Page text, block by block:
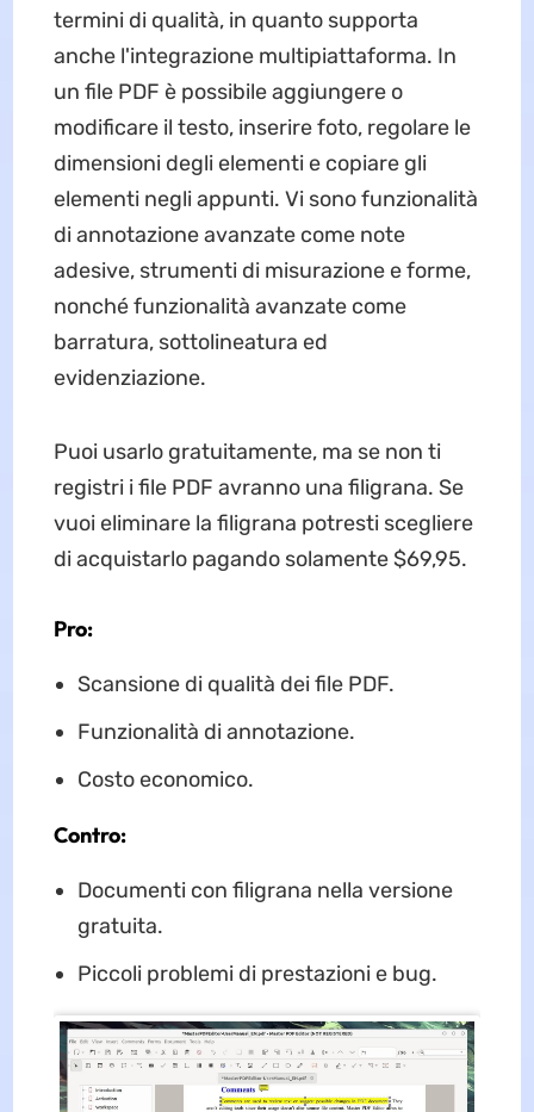
termini di qualità, in quanto supporta
anche l'integrazione multipiattaforma. In
un file PDF è possibile aggiungere o
modificare il testo, inserire foto, regolare le
dimensioni degli elementi e copiare gli
elementi negli appunti. Vi sono funzionalità
di annotazione avanzate come note
adesive, strumenti di misurazione e forme,
nonché funzionalità avanzate come
barratura, sottolineatura ed
evidenziazione.
Puoi usarlo gratuitamente, ma se non ti
registri i file PDF avranno una filigrana. Se
vuoi eliminare la filigrana potresti scegliere
di acquistarlo pagando solamente $69,95.
Pro:
Scansione di qualità dei file PDF.
Funzionalità di annotazione.
Costo economico.
Contro:
Documenti con filigrana nella versione
gratuita.
Piccoli problemi di prestazioni e bug.